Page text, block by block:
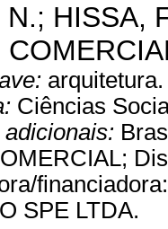
HISSA,
arquitetura.
Ciências
SPE LTDA.